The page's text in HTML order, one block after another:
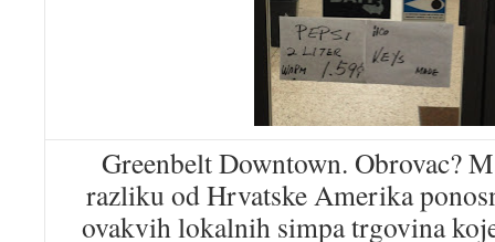
Greenbelt Downtown. Obrovac?
razliku od Hrvatske Amerika
ovakvih lokalnih simpa trgovina